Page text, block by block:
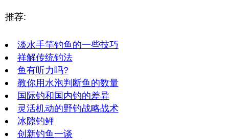
推荐:
淡水手竿钓鱼的一些技巧
祥解传统钓法
鱼有听力吗?
教你用水泡判断鱼的数量
国际钓和国内钓的差异
灵活机动的野钓战略战术
冰隙钓鲤
创新钓鱼一谈